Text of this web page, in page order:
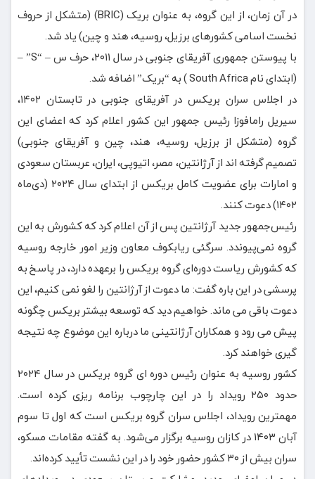
در آن زمان، از این گروه، به عنوان بریک (BRIC) (متشکل از حروف
نخست اسامی کشورهای برزیل، روسیه، هند و چین) یاد شد.
با پیوستن جمهوری آفریقای جنوبی در سال ۲۰۱۱، حرف س – “S” –
(ابتدای نام South Africa ) به “بریک” اضافه شد.
در اجلاس سران بریکس در آفریقای جنوبی در تابستان ۱۴۰۲،
سیریل رامافوزا رئیس جمهور این کشور اعلام کرد که اعضای این
گروه (متشکل از برزیل، روسیه، هند، چین و آفریقای جنوبی)
تصمیم گرفته اند از آرژانتین، مصر، اتیوپی، ایران، عربستان سعودی
و امارات برای عضویت کامل بریکس از ابتدای سال ۲۰۲۴ (دی‌ماه
۱۴۰۲) دعوت کنند.
رئیس‌جمهور جدید آرژانتین پس از آن اعلام کرد که کشورش به این
گروه نمی‌پیوندد. سرگئی ریابکوف معاون وزیر امور خارجه روسیه
که کشورش ریاست دوره‌ای گروه بریکس را برعهده دارد، در پاسخ به
پرسشی در این باره گفت: ما دعوت از آرژانتین را لغو نمی کنیم، این
دعوت باقی می ماند. خواهیم دید که توسعه بیشتر بریکس چگونه
پیش می رود و همکاران آرژانتینی ما درباره این موضوع چه نتیجه
گیری خواهند کرد.
کشور روسیه به عنوان رئیس دوره ای گروه بریکس در سال ۲۰۲۴
حدود ۲۵۰ رویداد را در این چارچوب برنامه ریزی کرده است.
مهمترین رویداد، اجلاس سران گروه بریکس است که اول تا سوم
آبان ۱۴۰۳ در کازان روسیه برگزار می‌شود. به گفته مقامات مسکو،
سران بیش از ۳۰ کشور حضور خود را در این نشست تأیید کرده‌اند.